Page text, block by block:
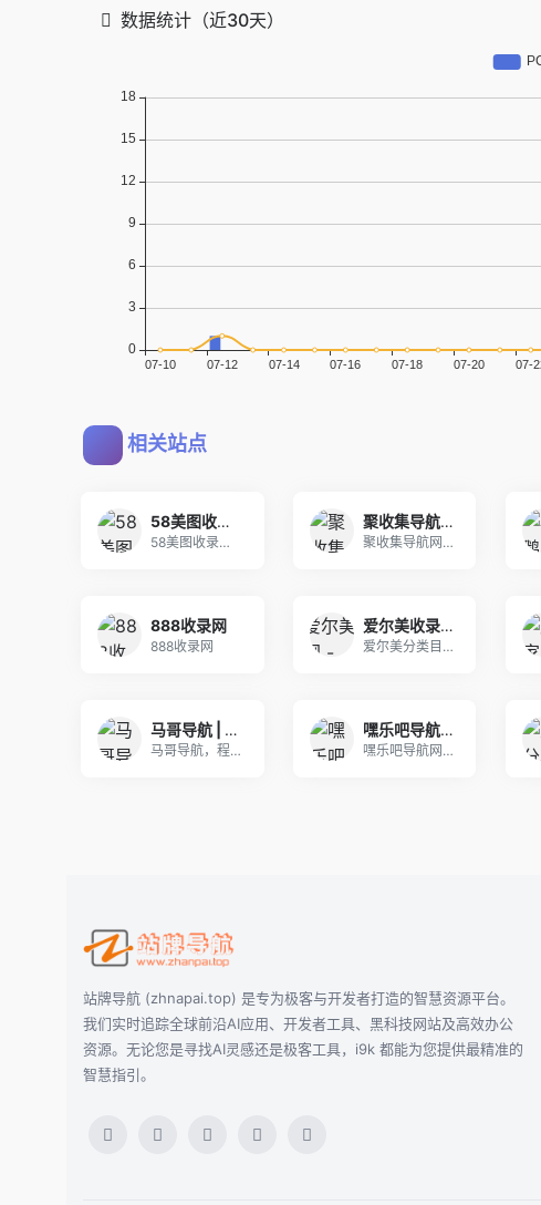
数据统计（近30天）
相关站点
58美图收录网-自动收录网站-流量交换-自动链
58美图收录网,自动收录网站,流量交换,自动链！
聚收集导航网 - 海量分类资源一站式导航
聚收集导航网提供海量分类资源，涵盖影视、游戏、工
888收录网
888收录网
爱尔美收录网 - ⎛⎝IERMEI⎠⎞ - 功能最全的分类目录导航服务门户
爱尔美分类目录导航是开放式网站分类目录，汇集全网
马哥导航 | 马哥导航——全面、便捷、高效的网站导航平台,个人网址整理收藏
马哥导航，程序员的导航网站，您需要的这里都有，收
嘿乐吧导航网
嘿乐吧导航网(heile8.com)始建于202
站牌导航 (zhnapai.top) 是专为极客与开发者打造的智慧资源平台。
我们实时追踪全球前沿AI应用、开发者工具、黑科技网站及高效办公
资源。无论您是寻找AI灵感还是极客工具，i9k 都能为您提供最精准的
智慧指引。